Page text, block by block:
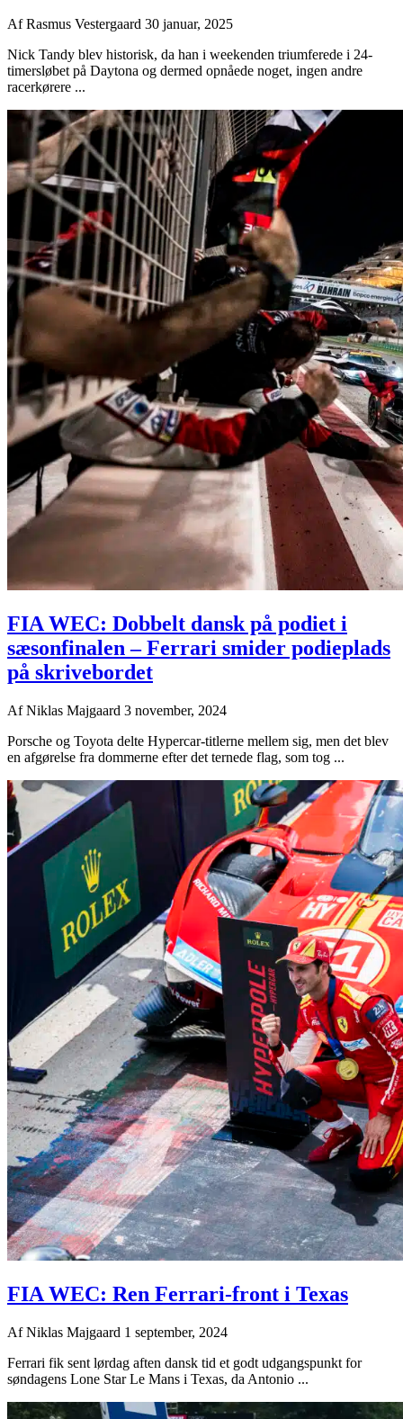
AfRasmus Vestergaard 30 januar, 2025
Nick Tandy blev historisk, da han i weekenden triumferede i 24-
timersløbet på Daytona og dermed opnåede noget, ingen andre
racerkørere ...
FIA WEC: Dobbelt dansk på podiet i
sæsonfinalen – Ferrari smider podieplads
på skrivebordet
AfNiklas Majgaard 3 november, 2024
Porsche og Toyota delte Hypercar-titlerne mellem sig, men det blev
en afgørelse fra dommerne efter det ternede flag, som tog ...
FIA WEC: Ren Ferrari-front i Texas
AfNiklas Majgaard 1 september, 2024
Ferrari fik sent lørdag aften dansk tid et godt udgangspunkt for
søndagens Lone Star Le Mans i Texas, da Antonio ...